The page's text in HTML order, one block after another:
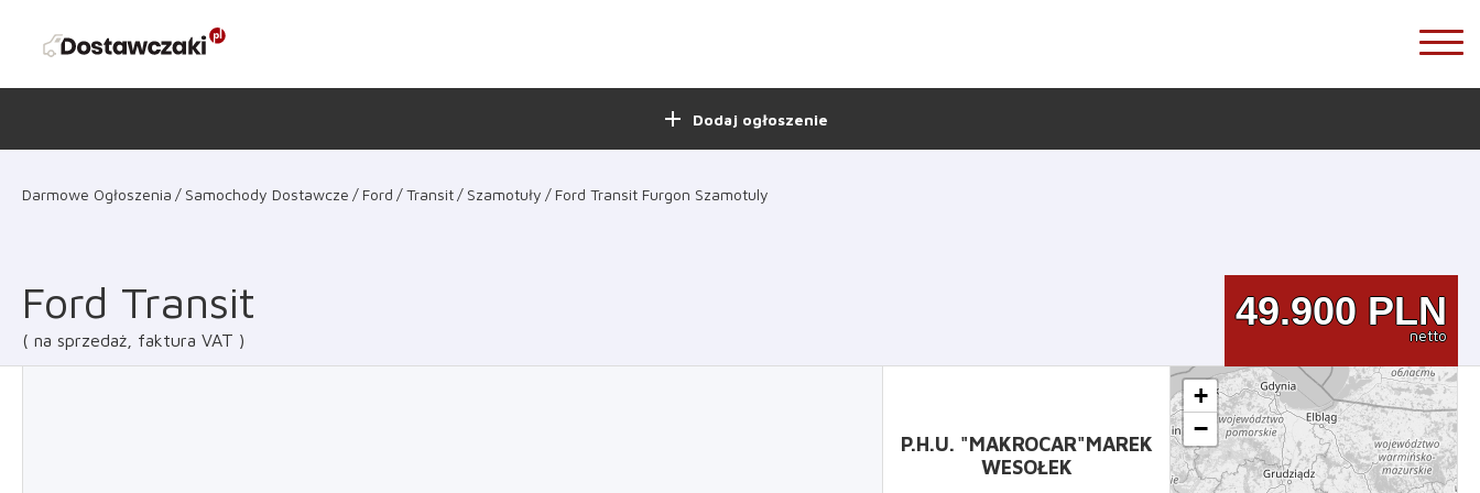
add Dodaj ogłoszenie
Darmowe Ogłoszenia Samochody Dostawcze Ford Transit Szamotuły Ford Transit Furgon Szamotuly
Ford Transit
na sprzedaż, faktura VAT
49.900 PLN
netto
P.H.U. "MAKROCAR"MAREK
WESOŁEK
+
−